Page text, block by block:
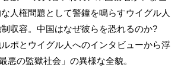
人権問題として警鐘を鳴らすウイグル人
収容。中国はなぜ彼らを恐れるのか?
ポとウイグル人へのインタビューから浮
悪の監獄社会」の異様な全貌。